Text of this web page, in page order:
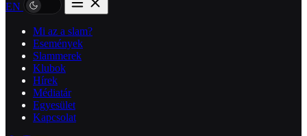
EN
Mi az a slam?
Események
Slammerek
Klubok
Hírek
Médiatár
Egyesület
Kapcsolat